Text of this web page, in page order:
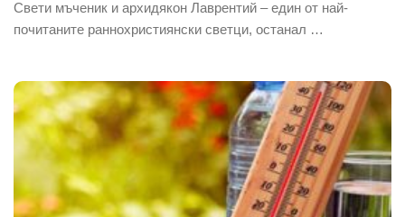
Свети мъченик и архидякон Лаврентий – един от най-
почитаните раннохристиянски светци, останал …